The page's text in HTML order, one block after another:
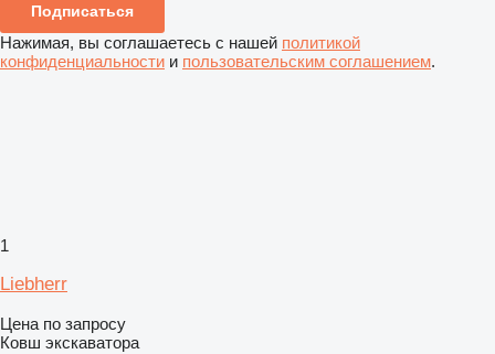
Подписаться
Нажимая, вы соглашаетесь с нашей политикой
конфиденциальности и пользовательским соглашением.
1
Liebherr
Цена по запросу
Ковш экскаватора